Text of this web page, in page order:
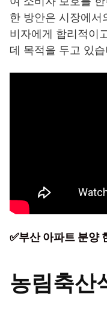
한 방안은 시장에서
비자에게 합리적이
데 목적을 두고 있
✅부산 아파트 분양
농림축산